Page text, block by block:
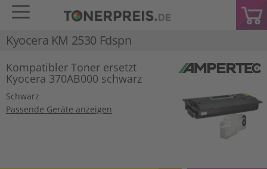
Kyocera KM 2530 Fdspn
Kompatibler Toner ersetzt
Kyocera 370AB000 schwarz
Schwarz
Passende Geräte anzeigen